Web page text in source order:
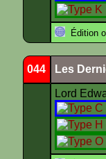
Édition
044 Les
Lord